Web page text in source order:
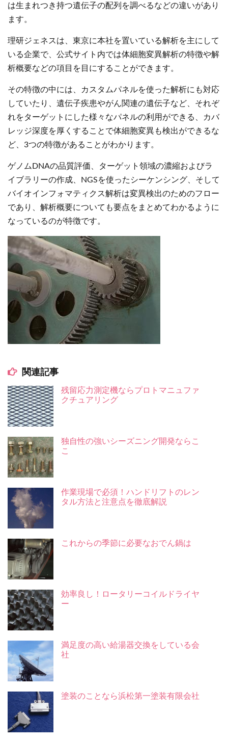
は生まれつき持つ遺伝子の配列を調べるなどの違いがあり
ます。
理研ジェネスは、東京に本社を置いている解析を主にして
いる企業で、公式サイト内では体細胞変異解析の特徴や解
析概要などの項目を目にすることができます。
その特徴の中には、カスタムパネルを使った解析にも対応
していたり、遺伝子疾患やがん関連の遺伝子など、それぞ
れをターゲットにした様々なパネルの利用ができる、カバ
レッジ深度を厚くすることで体細胞変異も検出ができるな
ど、3つの特徴があることがわかります。
ゲノムDNAの品質評価、ターゲット領域の濃縮およびラ
イブラリーの作成、NGSを使ったシーケンシング、そして
バイオインフォマティクス解析は変異検出のためのフロー
であり、解析概要についても要点をまとめてわかるように
なっているのが特徴です。
関連記事
残留応力測定機ならプロトマニュファ
クチュアリング
独自性の強いシーズニング開発ならこ
こ
作業現場で必須！ハンドリフトのレン
タル方法と注意点を徹底解説
これからの季節に必要なおでん鍋は
効率良し！ロータリーコイルドライヤ
ー
満足度の高い給湯器交換をしている会
社
塗装のことなら浜松第一塗装有限会社